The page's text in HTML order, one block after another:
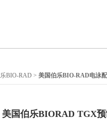
BIO-RAD > 美国伯乐BIO-RAD电泳
美国伯乐BIORAD TGX预